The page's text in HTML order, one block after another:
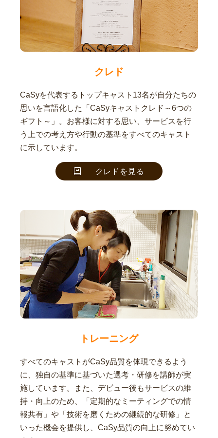
クレド
CaSyを代表するトップキャスト13名が自分たちの
思いを言語化した「CaSyキャストクレド～6つの
ギフト～」。お客様に対する思い、サービスを行
う上での考え方や行動の基準をすべてのキャスト
に示しています。
クレドを見る
トレーニング
すべてのキャストがCaSy品質を体現できるよう
に、独自の基準に基づいた選考・研修を講師が実
施しています。また、デビュー後もサービスの維
持・向上のため、「定期的なミーティングでの情
報共有」や「技術を磨くための継続的な研修」と
いった機会を提供し、CaSy品質の向上に努めてい